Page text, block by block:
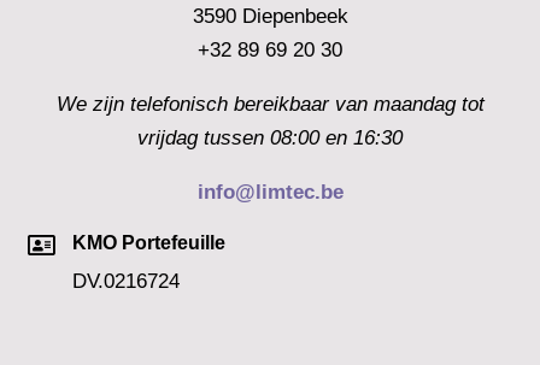
3590 Diepenbeek
+32 89 69 20 30
We zijn telefonisch bereikbaar van maandag tot
vrijdag tussen 08:00 en 16:30
info@limtec.be
 KMO Portefeuille
DV.0216724